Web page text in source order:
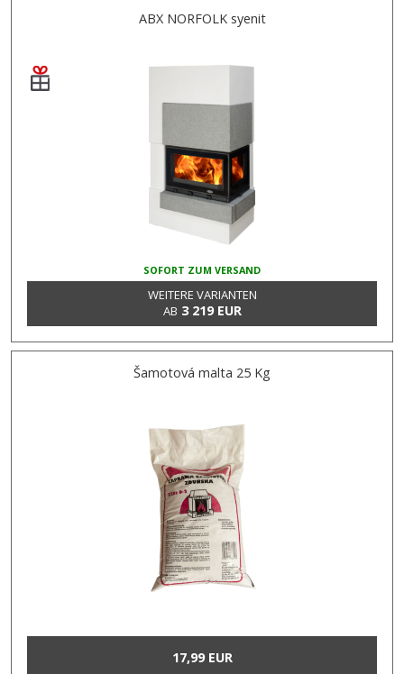
ABX NORFOLK syenit
SOFORT ZUM VERSAND
WEITERE VARIANTEN
AB 3 219 EUR
Šamotová malta 25 Kg
17,99 EUR